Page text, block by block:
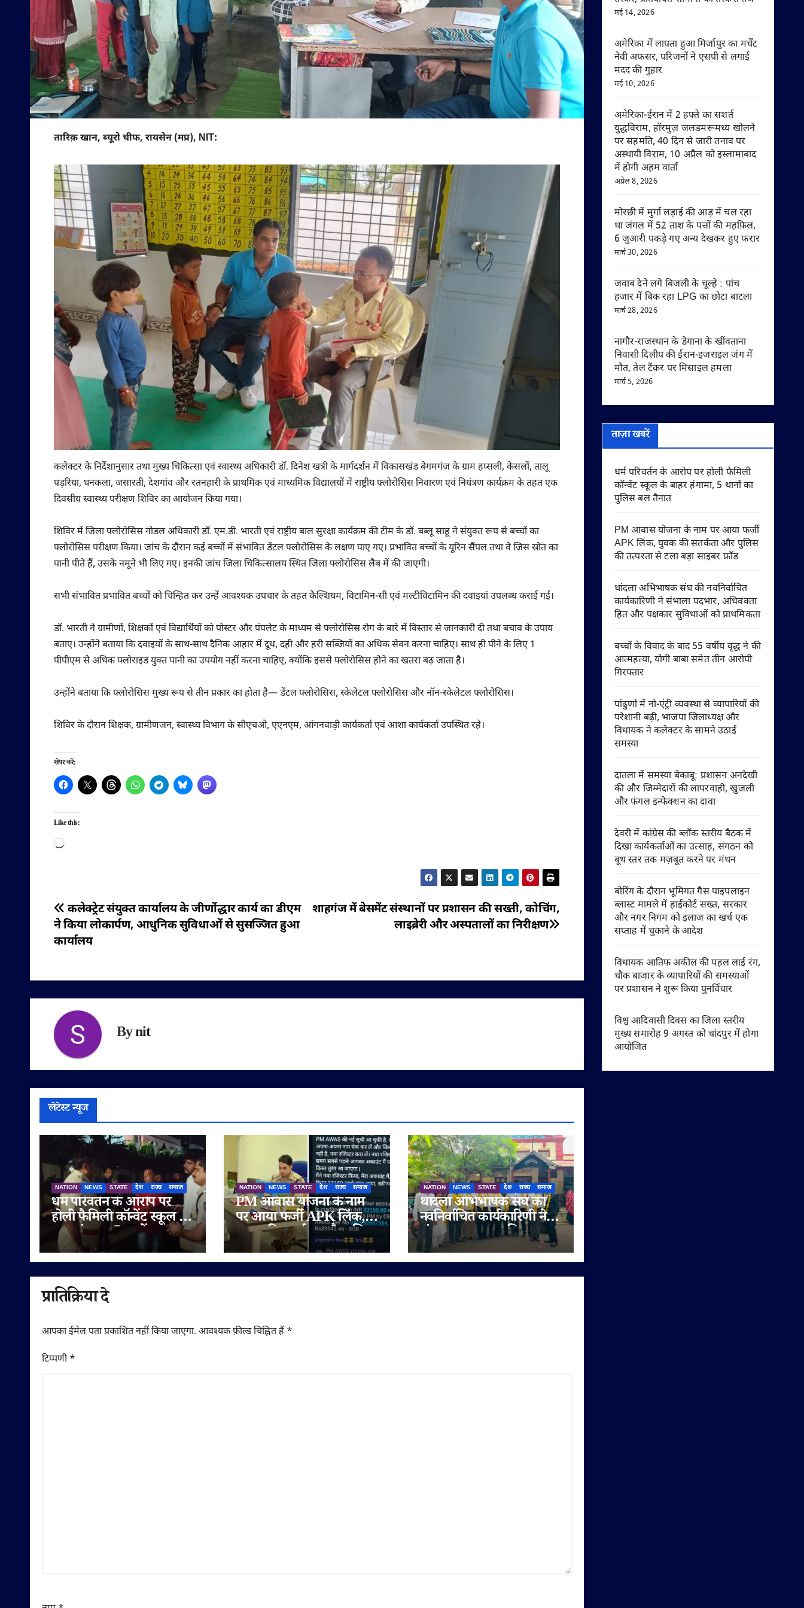
तारिक़ खान, ब्यूरो चीफ, रायसेन (मप्र), NIT:
कलेक्टर के निर्देशानुसार तथा मुख्य चिकित्सा एवं स्वास्थ्य अधिकारी डॉ. दिनेश खत्री के मार्गदर्शन में विकासखंड बेगमगंज के ग्राम हप्सली, केसलों, तालू
पड़रिया, घनकला, जसारती, देशगांव और रतनहारी के प्राथमिक एवं माध्यमिक विद्यालयों में राष्ट्रीय फ्लोरोसिस निवारण एवं नियंत्रण कार्यक्रम के तहत एक
दिवसीय स्वास्थ्य परीक्षण शिविर का आयोजन किया गया।
शिविर में जिला फ्लोरोसिस नोडल अधिकारी डॉ. एम.डी. भारती एवं राष्ट्रीय बाल सुरक्षा कार्यक्रम की टीम के डॉ. बब्लू साहू ने संयुक्त रूप से बच्चों का
फ्लोरोसिस परीक्षण किया। जांच के दौरान कई बच्चों में संभावित डेंटल फ्लोरोसिस के लक्षण पाए गए। प्रभावित बच्चों के यूरिन सैंपल तथा वे जिस स्रोत का
पानी पीते हैं, उसके नमूने भी लिए गए। इनकी जांच जिला चिकित्सालय स्थित जिला फ्लोरोसिस लैब में की जाएगी।
सभी संभावित प्रभावित बच्चों को चिन्हित कर उन्हें आवश्यक उपचार के तहत कैल्शियम, विटामिन-सी एवं मल्टीविटामिन की दवाइयां उपलब्ध कराई गईं।
डॉ. भारती ने ग्रामीणों, शिक्षकों एवं विद्यार्थियों को पोस्टर और पंपलेट के माध्यम से फ्लोरोसिस रोग के बारे में विस्तार से जानकारी दी तथा बचाव के उपाय
बताए। उन्होंने बताया कि दवाइयों के साथ-साथ दैनिक आहार में दूध, दही और हरी सब्जियों का अधिक सेवन करना चाहिए। साथ ही पीने के लिए 1
पीपीएम से अधिक फ्लोराइड युक्त पानी का उपयोग नहीं करना चाहिए, क्योंकि इससे फ्लोरोसिस होने का खतरा बढ़ जाता है।
उन्होंने बताया कि फ्लोरोसिस मुख्य रूप से तीन प्रकार का होता है— डेंटल फ्लोरोसिस, स्केलेटल फ्लोरोसिस और नॉन-स्केलेटल फ्लोरोसिस।
शिविर के दौरान शिक्षक, ग्रामीणजन, स्वास्थ्य विभाग के सीएचओ, एएनएम, आंगनवाड़ी कार्यकर्ता एवं आशा कार्यकर्ता उपस्थित रहे।
शेयर करें:
Like this:
Loading…
पोस्ट
नेविगेशन
शाहगंज में बेसमेंट संस्थानों पर प्रशासन की सख्ती, कोचिंग,
लाइब्रेरी और अस्पतालों का निरीक्षण
कलेक्ट्रेट संयुक्त कार्यालय के जीर्णोद्धार कार्य का डीएम
ने किया लोकार्पण, आधुनिक सुविधाओं से सुसज्जित हुआ
कार्यालय
Bynit
लेटेस्ट न्यूज
NATION NEWS STATE देश राज्य समाज
धर्म परिवर्तन के आरोप पर
होली फैमिली कॉन्वेंट स्कूल के
बाहर हंगामा, 5 थानों का
पुलिस बल तैनात
NATION NEWS STATE देश राज्य समाज
PM आवास योजना के नाम
पर आया फर्जी APK लिंक,
युवक की सतर्कता और पुलिस
की तत्परता से टला बड़ा
साइबर फ्रॉड
NATION NEWS STATE देश राज्य समाज
थांदला अभिभाषक संघ की
नवनिर्वाचित कार्यकारिणी ने
संभाला पदभार, अधिवक्ता
हित और पक्षकार सुविधाओं
को प्राथमिकता
प्रातिक्रिया दे
आपका ईमेल पता प्रकाशित नहीं किया जाएगा. आवश्यक फ़ील्ड चिह्नित हैं *
टिप्पणी*
मई 14, 2026
अमेरिका में लापता हुआ मिर्जापुर का मर्चेंट
नेवी अफसर, परिजनों ने एसपी से लगाई
मदद की गुहार
मई 10, 2026
अमेरिका-ईरान में 2 हफ्ते का सशर्त
युद्धविराम, हॉरमुज़ जलडमरूमध्य खोलने
पर सहमति, 40 दिन से जारी तनाव पर
अस्थायी विराम, 10 अप्रैल को इस्लामाबाद
में होगी अहम वार्ता
अप्रैल 8, 2026
मोरछी में मुर्गा लड़ाई की आड़ में चल रहा
था जंगल में 52 ताश के पत्तों की महफ़िल,
6 जुआरी पकड़े गए अन्य देखकर हुए फरार
मार्च 30, 2026
जवाब देने लगे बिजली के चूल्हे : पांच
हजार में बिक रहा LPG का छोटा बाटला
मार्च 28, 2026
नागौर-राजस्थान के डेगाना के खींवताना
निवासी दिलीप की ईरान-इजराइल जंग में
मौत, तेल टैंकर पर मिसाइल हमला
मार्च 5, 2026
ताज़ा खबरें
धर्म परिवर्तन के आरोप पर होली फैमिली
कॉन्वेंट स्कूल के बाहर हंगामा, 5 थानों का
पुलिस बल तैनात
PM आवास योजना के नाम पर आया फर्जी
APK लिंक, युवक की सतर्कता और पुलिस
की तत्परता से टला बड़ा साइबर फ्रॉड
थांदला अभिभाषक संघ की नवनिर्वाचित
कार्यकारिणी ने संभाला पदभार, अधिवक्ता
हित और पक्षकार सुविधाओं को प्राथमिकता
बच्चों के विवाद के बाद 55 वर्षीय वृद्ध ने की
आत्महत्या, योगी बाबा समेत तीन आरोपी
गिरफ्तार
पांढुर्णा में नो-एंट्री व्यवस्था से व्यापारियों की
परेशानी बढ़ी, भाजपा जिलाध्यक्ष और
विधायक ने कलेक्टर के सामने उठाई
समस्या
दातला में समस्या बेकाबू: प्रशासन अनदेखी
की और जिम्मेदारों की लापरवाही, खुजली
और फंगल इन्फेक्शन का दावा
देवरी में कांग्रेस की ब्लॉक स्तरीय बैठक में
दिखा कार्यकर्ताओं का उत्साह, संगठन को
बूथ स्तर तक मज़बूत करने पर मंथन
बोरिंग के दौरान भूमिगत गैस पाइपलाइन
ब्लास्ट मामले में हाईकोर्ट सख्त, सरकार
और नगर निगम को इलाज का खर्च एक
सप्ताह में चुकाने के आदेश
विधायक आतिफ अकील की पहल लाई रंग,
चौक बाजार के व्यापारियों की समस्याओं
पर प्रशासन ने शुरू किया पुनर्विचार
विश्व आदिवासी दिवस का जिला स्तरीय
मुख्य समारोह 9 अगस्त को चांदपुर में होगा
आयोजित